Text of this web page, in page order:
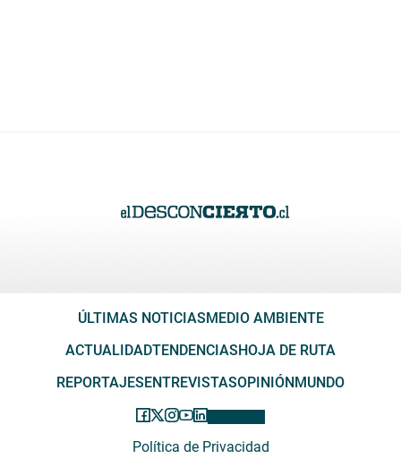
ÚLTIMAS NOTICIASMEDIO AMBIENTE
ACTUALIDADTENDENCIASHOJA DE RUTA
REPORTAJESENTREVISTASOPINIÓNMUNDO
Política de Privacidad